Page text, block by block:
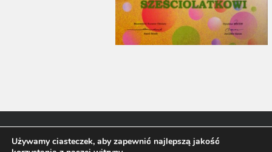
2026. Powered by WordPress
Używamy ciasteczek, aby zapewnić najlepszą jakość